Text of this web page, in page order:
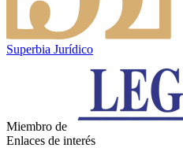
Superbia Jurídico
Miembro de
Enlaces de interés